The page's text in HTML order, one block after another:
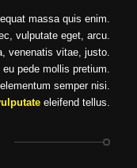
massa quis enim.
vulputate eget, arcu.
venenatis vitae, justo.
pede mollis pretium.
semper nisi.
eleifend tellus.